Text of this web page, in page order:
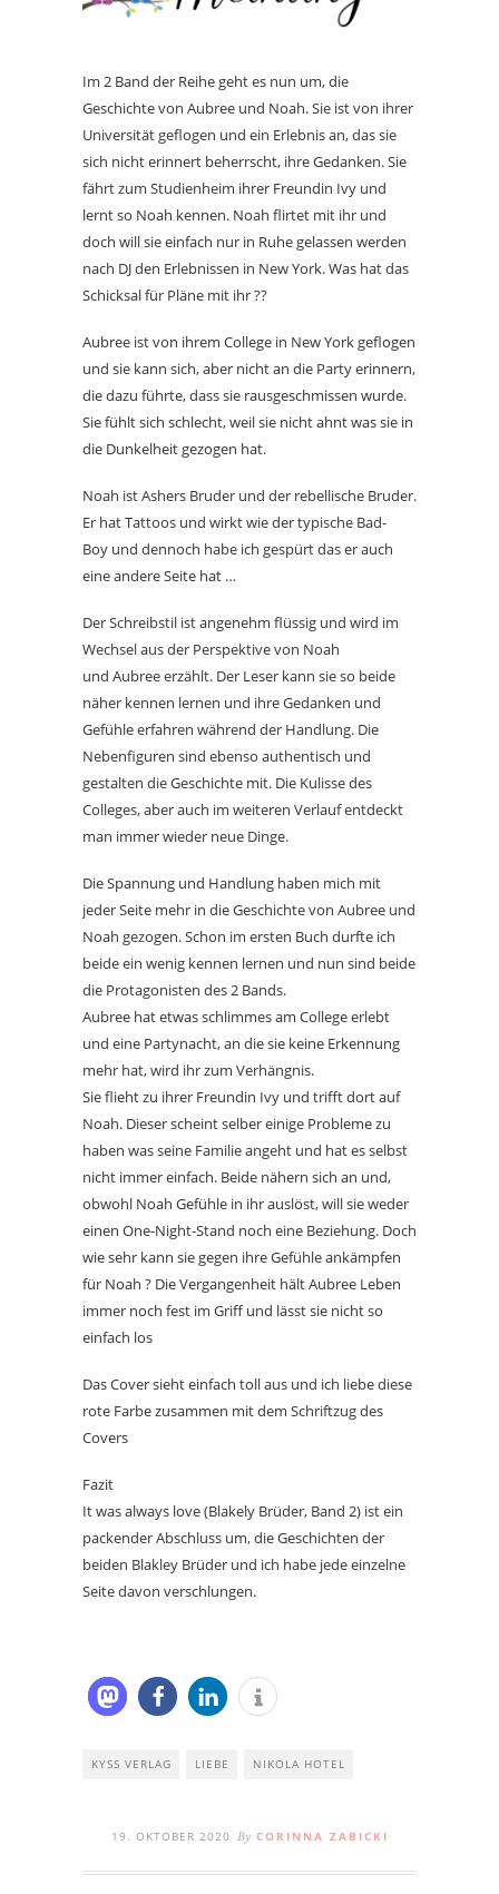
Im 2 Band der Reihe geht es nun um, die
Geschichte von Aubree und Noah. Sie ist von ihrer
Universität geflogen und ein Erlebnis an, das sie
sich nicht erinnert beherrscht, ihre Gedanken. Sie
fährt zum Studienheim ihrer Freundin Ivy und
lernt so Noah kennen. Noah flirtet mit ihr und
doch will sie einfach nur in Ruhe gelassen werden
nach DJ den Erlebnissen in New York. Was hat das
Schicksal für Pläne mit ihr ??
Aubree ist von ihrem College in New York geflogen
und sie kann sich, aber nicht an die Party erinnern,
die dazu führte, dass sie rausgeschmissen wurde.
Sie fühlt sich schlecht, weil sie nicht ahnt was sie in
die Dunkelheit gezogen hat.
Noah ist Ashers Bruder und der rebellische Bruder.
Er hat Tattoos und wirkt wie der typische Bad-
Boy und dennoch habe ich gespürt das er auch
eine andere Seite hat …
Der Schreibstil ist angenehm flüssig und wird im
Wechsel aus der Perspektive von Noah
und Aubree erzählt. Der Leser kann sie so beide
näher kennen lernen und ihre Gedanken und
Gefühle erfahren während der Handlung. Die
Nebenfiguren sind ebenso authentisch und
gestalten die Geschichte mit. Die Kulisse des
Colleges, aber auch im weiteren Verlauf entdeckt
man immer wieder neue Dinge.
Die Spannung und Handlung haben mich mit
jeder Seite mehr in die Geschichte von Aubree und
Noah gezogen. Schon im ersten Buch durfte ich
beide ein wenig kennen lernen und nun sind beide
die Protagonisten des 2 Bands.
Aubree hat etwas schlimmes am College erlebt
und eine Partynacht, an die sie keine Erkennung
mehr hat, wird ihr zum Verhängnis.
Sie flieht zu ihrer Freundin Ivy und trifft dort auf
Noah. Dieser scheint selber einige Probleme zu
haben was seine Familie angeht und hat es selbst
nicht immer einfach. Beide nähern sich an und,
obwohl Noah Gefühle in ihr auslöst, will sie weder
einen One-Night-Stand noch eine Beziehung. Doch
wie sehr kann sie gegen ihre Gefühle ankämpfen
für Noah ? Die Vergangenheit hält Aubree Leben
immer noch fest im Griff und lässt sie nicht so
einfach los
Das Cover sieht einfach toll aus und ich liebe diese
rote Farbe zusammen mit dem Schriftzug des
Covers
Fazit
It was always love (Blakely Brüder, Band 2) ist ein
packender Abschluss um, die Geschichten der
beiden Blakley Brüder und ich habe jede einzelne
Seite davon verschlungen.
KYSS VERLAG LIEBE NIKOLA HOTEL
19. OKTOBER 2020 By CORINNA ZABICKI